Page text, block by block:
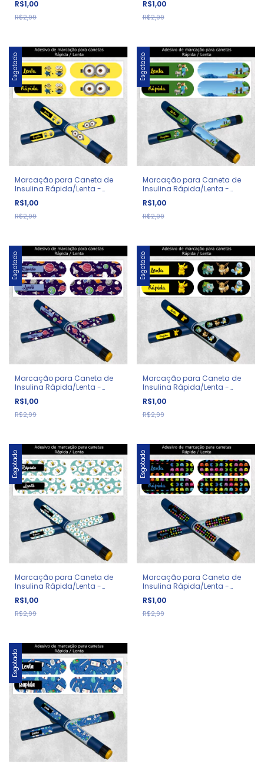
R$1,00
R$2,99
R$1,00
R$2,99
Esgotado
Marcação para Caneta de
Insulina Rápida/Lenta -
Diabetes - Minions
R$1,00
R$2,99
Esgotado
Marcação para Caneta de
Insulina Rápida/Lenta -
Diabetes - Minecraft
R$1,00
R$2,99
Esgotado
Marcação para Caneta de
Insulina Rápida/Lenta -
Diabetes - Espaço
R$1,00
R$2,99
Esgotado
Marcação para Caneta de
Insulina Rápida/Lenta -
Diabetes - Pokémon
R$1,00
R$2,99
Esgotado
Marcação para Caneta de
Insulina Rápida/Lenta -
Diabetes - Abelhas
R$1,00
R$2,99
Esgotado
Marcação para Caneta de
Insulina Rápida/Lenta -
Diabetes - PacMan
R$1,00
R$2,99
Esgotado